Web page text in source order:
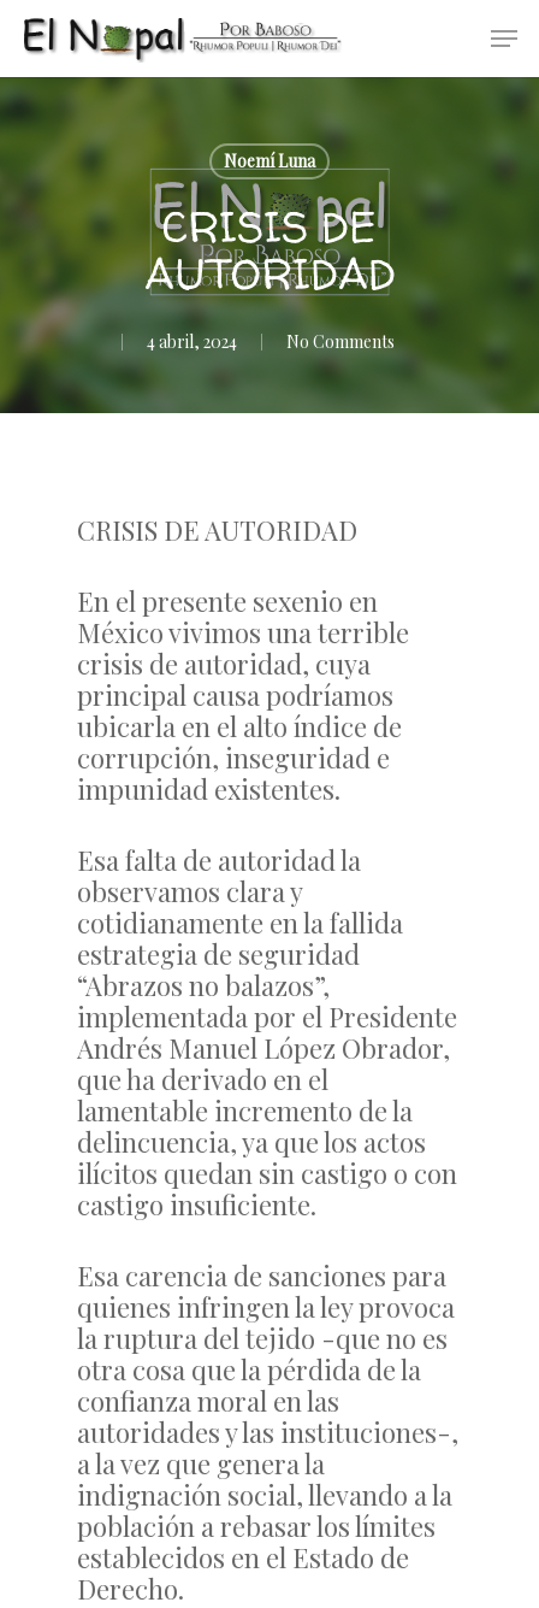
Skip
main
content
Noemí Luna
CRISIS DE
AUTORIDAD
4 abril, 2024 No Comments
CRISIS DE AUTORIDAD
En el presente sexenio en
México vivimos una terrible
crisis de autoridad, cuya
principal causa podríamos
ubicarla en el alto índice de
corrupción, inseguridad e
impunidad existentes.
Esa falta de autoridad la
observamos clara y
cotidianamente en la fallida
estrategia de seguridad
“Abrazos no balazos”,
implementada por el Presidente
Andrés Manuel López Obrador,
que ha derivado en el
lamentable incremento de la
delincuencia, ya que los actos
ilícitos quedan sin castigo o con
castigo insuficiente.
Esa carencia de sanciones para
quienes infringen la ley provoca
la ruptura del tejido -que no es
otra cosa que la pérdida de la
confianza moral en las
autoridades y las instituciones-,
a la vez que genera la
indignación social, llevando a la
población a rebasar los límites
establecidos en el Estado de
Derecho.